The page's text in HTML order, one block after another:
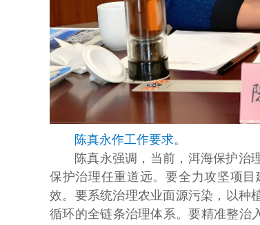
陈真永作工作要求。
陈真永强调，当前，洱海保护治
保护治理任重道远。要全力攻坚项
效。要系统治理农业面源污染，以种
循环的全链条治理体系。要精准整治